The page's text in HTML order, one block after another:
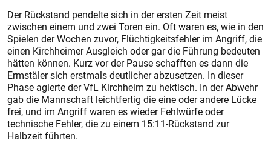
Der Rückstand pendelte sich in der ersten Zeit meist
zwischen einem und zwei Toren ein. Oft waren es, wie in den
Spielen der Wochen zuvor, Flüchtigkeitsfehler im Angriff, die
einen Kirchheimer Ausgleich oder gar die Führung bedeuten
hätten können. Kurz vor der Pause schafften es dann die
Ermstäler sich erstmals deutlicher abzusetzen. In dieser
Phase agierte der VfL Kirchheim zu hektisch. In der Abwehr
gab die Mannschaft leichtfertig die eine oder andere Lücke
frei, und im Angriff waren es wieder Fehlwürfe oder
technische Fehler, die zu einem 15:11-Rückstand zur
Halbzeit führten.